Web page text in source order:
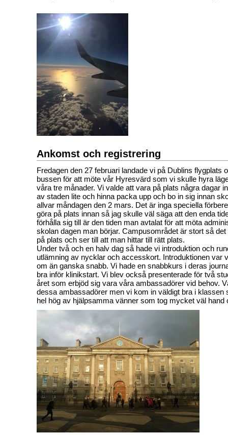
Ankomst och registrering
Fredagen den 27 februari landade vi på Dublins flygplats
bussen för att möte vår Hyresvärd som vi skulle hyra
våra tre månader. Vi valde att vara på plats några dagar
av staden lite och hinna packa upp och bo in sig innan
allvar måndagen den 2 mars. Det är inga speciella
göra på plats innan så jag skulle väl säga att den enda
förhålla sig till är den tiden man avtalat för att möta
skolan dagen man börjar. Campusområdet är stort så
på plats och ser till att man hittar till rätt plats.
Under två och en halv dag så hade vi introduktion och
utlämning av nycklar och accesskort. Introduktionen var
om än ganska snabb. Vi hade en snabbkurs i deras
bra inför klinikstart. Vi blev också presenterade för två
året som erbjöd sig vara våra ambassadörer vid behov.
dessa ambassadörer men vi kom in väldigt bra i klassen
hel hög av hjälpsamma vänner som tog mycket väl hand